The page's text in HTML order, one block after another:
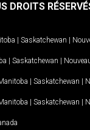
DROITS
| Saskatchewan |
| Saskatchewan |
| Saskatchewan |
| Saskatchewan |